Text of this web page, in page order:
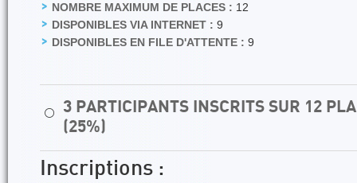
NOMBRE MAXIMUM DE PLACES : 12
DISPONIBLES VIA INTERNET : 9
DISPONIBLES EN FILE D'ATTENTE : 9
⚪
3 PARTICIPANTS INSCRITS SUR 12
(25%)
Inscriptions :